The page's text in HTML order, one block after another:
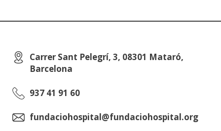
Carrer Sant Pelegrí, 3, 08301 Mataró,
Barcelona
937 41 91 60
fundaciohospital@fundaciohospital.org